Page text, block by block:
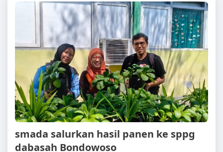
smada salurkan hasil panen ke sppg
dabasah Bondowoso